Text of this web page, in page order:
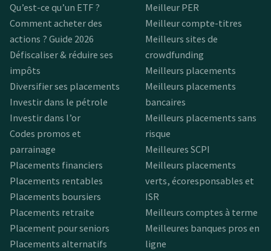
Qu’est-ce qu’un ETF ?
Comment acheter des
actions ? Guide 2026
Défiscaliser & réduire ses
impôts
Diversifier ses placements
Investir dans le pétrole
Investir dans l’or
Codes promos et
parrainage
Placements financiers
Placements rentables
Placements boursiers
Placements retraite
Placement pour seniors
Placements alternatifs
Meilleur PER
Meilleur compte-titres
Meilleurs sites de
crowdfunding
Meilleurs placements
Meilleurs placements
bancaires
Meilleurs placements sans
risque
Meilleures SCPI
Meilleurs placements
verts, écoresponsables et
ISR
Meilleurs comptes à terme
Meilleures banques pros en
ligne